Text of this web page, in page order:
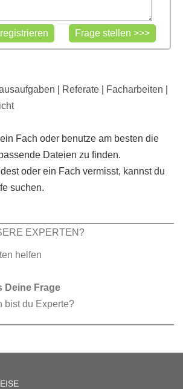
Referate Facharbeiten
Fach oder benutze am besten die
Dateien zu finden.
oder ein Fach vermisst, kannst du
suchen.
EXPERTEN?
Deine Frage
bist du Experte?